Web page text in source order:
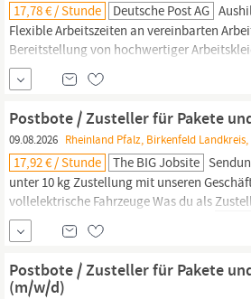
17,78 € / Stunde Deutsche Post AG
Flexible Arbeitszeiten an vereinbarten
Bereitstellung von hochwertiger
Einweisung (bezahlt) – wir machen dich fit
krisensicherer Arbeitsplatz, garantierte
Tarifvertrag und pünktliche
Zustellerbei uns Zustellung von...
Postbote / Zusteller für Pakete
09.08.2026 Rheinland Pfalz, Birkenfeld Landkreis,
17,92 € / Stunde The BIG Jobsite
unter 10 kg Zustellung mit unseren
vollelektrische Fahrzeuge Was du als
einen Pkw fahren Du kannst dich auf
wetterfest und kannst gut anpacken Du
hängst dich rein Werde Postbote bei
Postbote bringst du...
Postbote / Zusteller für Pakete
(m/w/d)